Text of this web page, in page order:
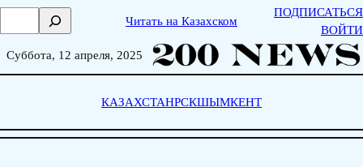
Skip
о
Читать на Казахском
ПОДПИСАТЬСЯ
ВОЙТИ
Суббота, 12 апреля, 2025
КАЗАХСТАНРСКШЫМКЕНТ